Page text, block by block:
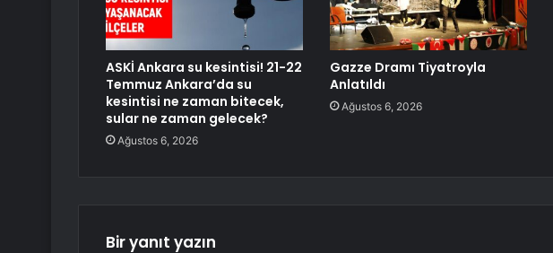
ASKİ Ankara su kesintisi! 21-22
Temmuz Ankara’da su
kesintisi ne zaman bitecek,
sular ne zaman gelecek?
Ağustos 6, 2026
Gazze Dramı Tiyatroyla
Anlatıldı
Ağustos 6, 2026
Bir yanıt yazın